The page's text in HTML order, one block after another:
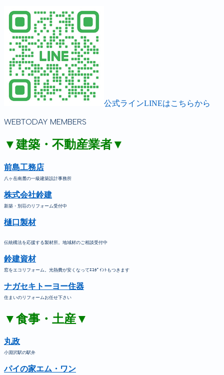
公式ラインLINEはこちらから
WEBTODAY MEMBERS
▼建築・不動産業者▼
前島工務店
八ヶ岳南麓の一級建築設計事務所
株式会社鈴建
新築・別荘のリフォーム受付中
樋口製材
伝統構法を応援する製材所。地域材のご相談受付中
鈴建資材
窓をエコリフォーム。光熱費が安くなってｴｺﾎﾟｲﾝﾄもつきます
ナガセキトーヨー住器
住まいのリフォームお任せ下さい
▼食事・土産▼
丸政
小淵沢駅の駅弁
パイの家エム・ワン